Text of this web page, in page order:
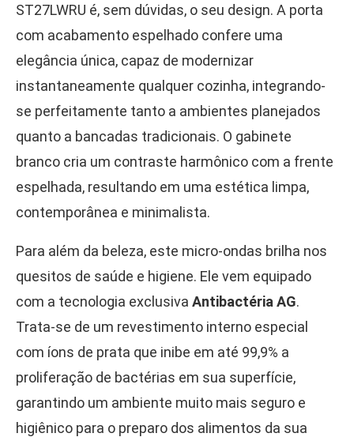
ST27LWRU é, sem dúvidas, o seu design. A porta
com acabamento espelhado confere uma
elegância única, capaz de modernizar
instantaneamente qualquer cozinha, integrando-
se perfeitamente tanto a ambientes planejados
quanto a bancadas tradicionais. O gabinete
branco cria um contraste harmônico com a frente
espelhada, resultando em uma estética limpa,
contemporânea e minimalista.
Para além da beleza, este micro-ondas brilha nos
quesitos de saúde e higiene. Ele vem equipado
com a tecnologia exclusiva Antibactéria AG.
Trata-se de um revestimento interno especial
com íons de prata que inibe em até 99,9% a
proliferação de bactérias em sua superfície,
garantindo um ambiente muito mais seguro e
higiênico para o preparo dos alimentos da sua